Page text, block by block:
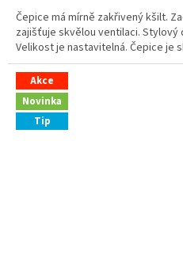
Čepice má mírně zakřivený kšilt.
zajišťuje skvělou ventilaci. Stylový
Velikost je nastavitelná. Čepice je
Akce
Novinka
Tip